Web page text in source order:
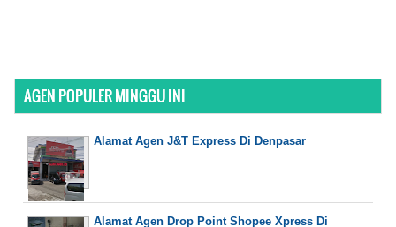
AGEN POPULER MINGGU INI
Alamat Agen J&T Express Di Denpasar
Alamat Agen Drop Point Shopee Xpress Di